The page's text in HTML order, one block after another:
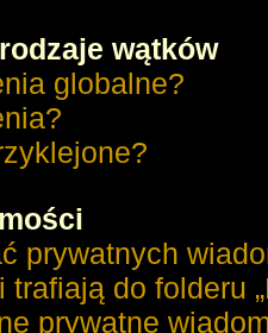
wątków
globalne?
prywatnych
do folderu
prywatne